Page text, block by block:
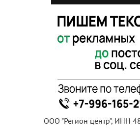
ООО "Регион центр", ИНН